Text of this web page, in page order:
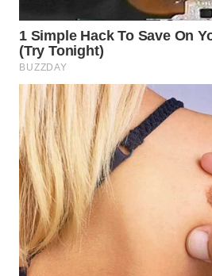
SUMEDANG
WN
CIANJUR
WN
KEPULAUAN
SERIBU
WN
TANGERANG
WN
BINJAI